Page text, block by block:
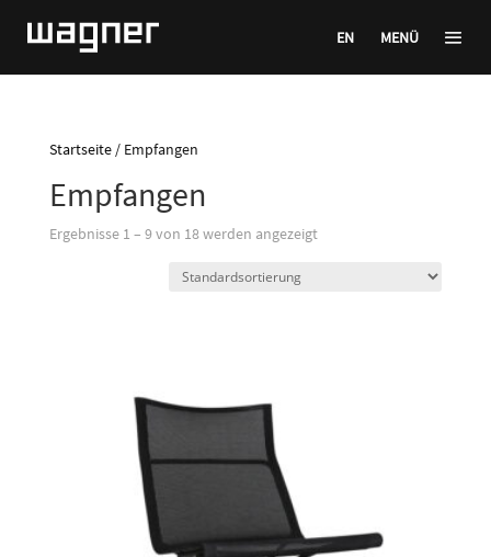
EN MENÜ
Startseite/ Empfangen
Empfangen
Ergebnisse 1 – 9 von 18 werden angezeigt